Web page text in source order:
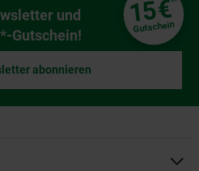
und
Gutschein!
15€
Gutschein
abonnieren